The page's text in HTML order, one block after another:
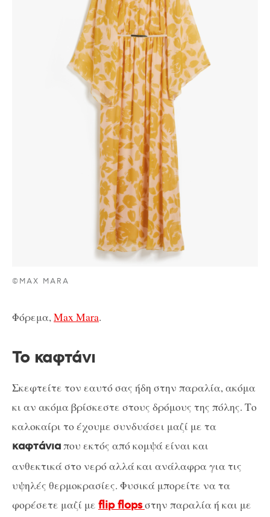
©MAX MARA
Φόρεμα,Max Mara.
To καφτάνι
Σκεφτείτε τον εαυτό σας ήδη στην παραλία, ακόμα
κι αν ακόμα βρίσκεστε στους δρόμους της πόλης. Το
καλοκαίρι το έχουμε συνδυάσει μαζί με τα
καφτάνιαπου εκτός από κομψά είναι και
ανθεκτικά στο νερό αλλά και ανάλαφρα για τις
υψηλές θερμοκρασίες. Φυσικά μπορείτε να τα
φορέσετε μαζί με flip flopsστην παραλία ή και με